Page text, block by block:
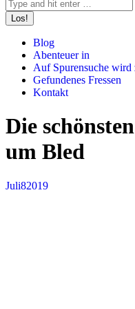
Blog
Abenteuer in
Auf Spurensuche wird
Gefundenes Fressen
Kontakt
Die
um Bled
Juli82019